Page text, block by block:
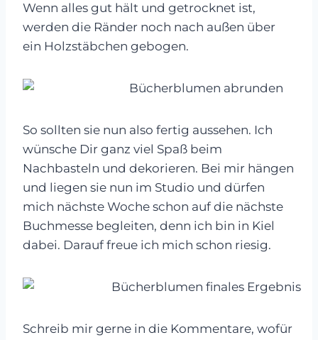
Wenn alles gut hält und getrocknet ist,
werden die Ränder noch nach außen über
ein Holzstäbchen gebogen.
So sollten sie nun also fertig aussehen. Ich
wünsche Dir ganz viel Spaß beim
Nachbasteln und dekorieren. Bei mir hängen
und liegen sie nun im Studio und dürfen
mich nächste Woche schon auf die nächste
Buchmesse begleiten, denn ich bin in Kiel
dabei. Darauf freue ich mich schon riesig.
Schreib mir gerne in die Kommentare, wofür